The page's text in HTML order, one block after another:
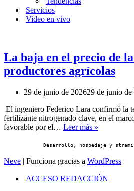
Servicios
Video en vivo
La baja en el precio de
productores agrícolas
29 de junio de 202629 de junio de
El ingeniero Federico Lara confirmó la
fertilizante nitrogenado clave, en el
favorable por el… Leer más »
en
precio
la
Desarrollo, hospedaje y
Neve | Funciona gracias a WordPress
ACCESO REDACCIÓN